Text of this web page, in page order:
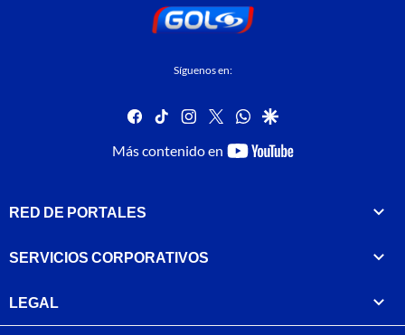
Síguenos en:
facebook
tiktok instagram
twitterwhatsapp
google
Más contenido en
youtube-
RED DE PORTALES
SERVICIOS CORPORATIVOS
LEGAL